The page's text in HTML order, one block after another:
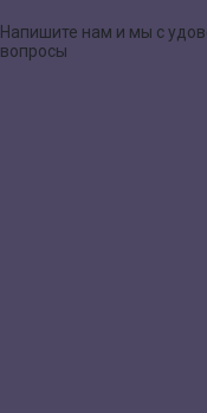
Напишите нам и мы с
вопросы